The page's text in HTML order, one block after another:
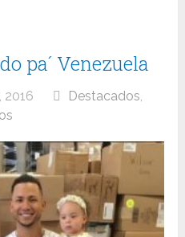
pa´ Venezuela
2016 Destacados,